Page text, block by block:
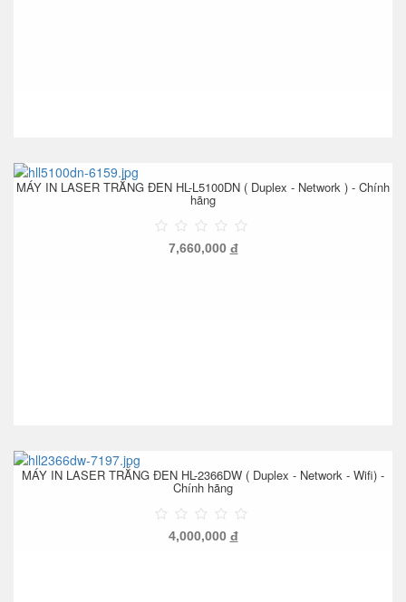
MÁY IN LASER TRẮNG ĐEN HL-L5100DN ( Duplex - Network ) - Chính
hãng
7,660,000 đ
MÁY IN LASER TRẮNG ĐEN HL-2366DW ( Duplex - Network - Wifi) -
Chính hãng
4,000,000 đ